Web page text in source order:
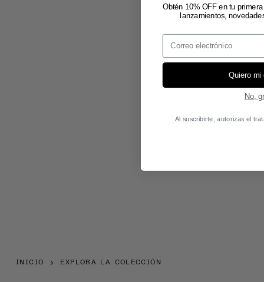
INICIO EXPLORA LA COLECCIÓN
Obtén 10% OFF en tu
lanzamientos,
Email
Quiero mi
No,
Al suscribirte, autorizas el